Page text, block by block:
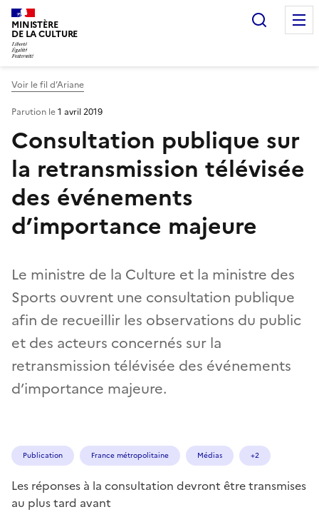
MINISTÈRE
DE LA CULTURE
Voir le fil d’Ariane
Consultation publique sur
la retransmission télévisée
des événements
d’importance majeure
Le ministre de la Culture et la ministre des
Sports ouvrent une consultation publique
afin de recueillir les observations du public
et des acteurs concernés sur la
retransmission télévisée des événements
d’importance majeure.
Parution le1 avril 2019
Publication France métropolitaine Médias +2
Les réponses à la consultation devront être transmises
au plus tard avant